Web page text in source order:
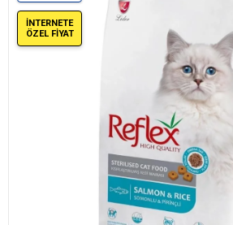
İNTERNETE
ÖZEL FİYAT